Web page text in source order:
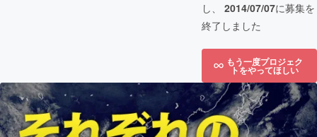
し、 2014/07/07に募集を
終了しました
もう一度プロジェク
トをやってほしい